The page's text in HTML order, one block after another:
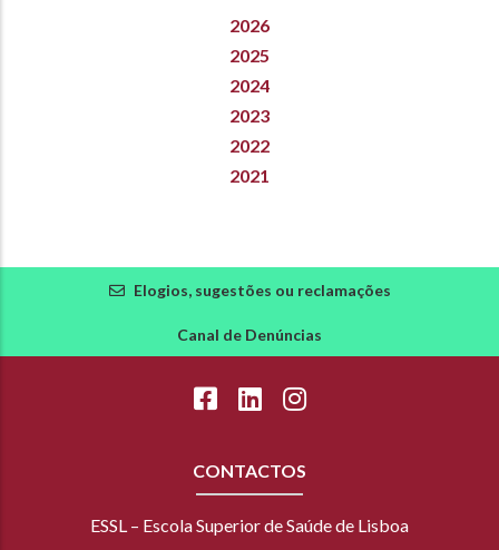
2026
2025
2024
2023
2022
2021
Elogios, sugestões ou reclamações
Canal de Denúncias
CONTACTOS
ESSL – Escola Superior de Saúde de Lisboa